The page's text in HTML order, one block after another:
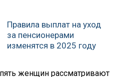
Правила выплат на уход
за пенсионерами
изменятся в 2025 году
женщин рассматривают